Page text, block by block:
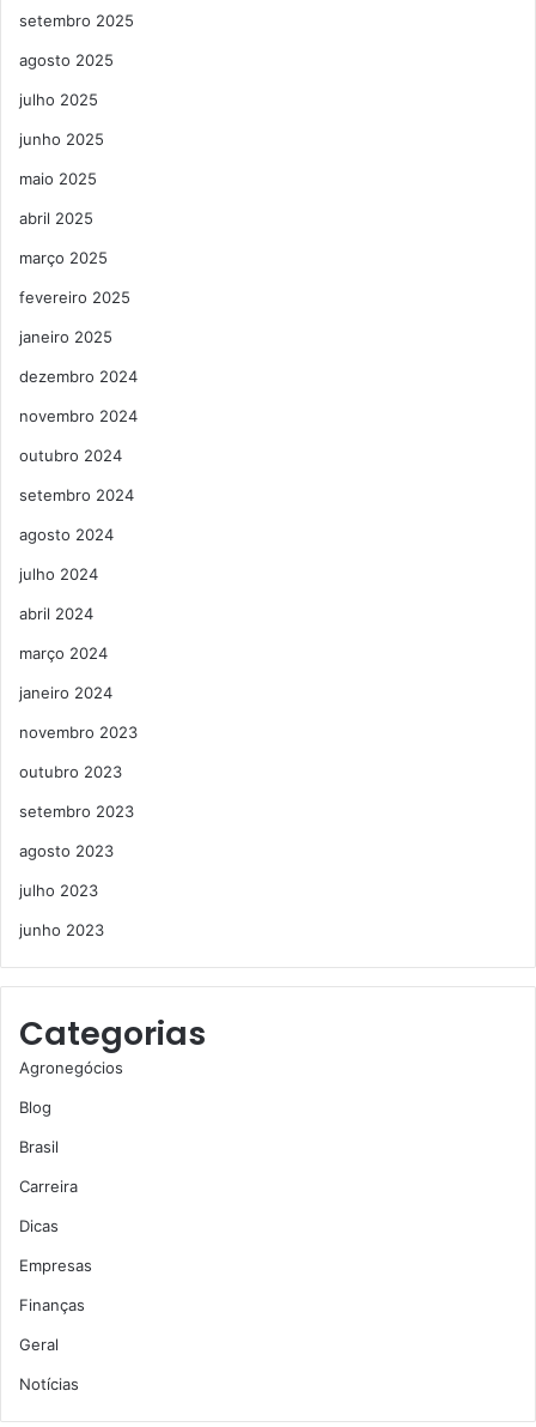
setembro 2025
agosto 2025
julho 2025
junho 2025
maio 2025
abril 2025
março 2025
fevereiro 2025
janeiro 2025
dezembro 2024
novembro 2024
outubro 2024
setembro 2024
agosto 2024
julho 2024
abril 2024
março 2024
janeiro 2024
novembro 2023
outubro 2023
setembro 2023
agosto 2023
julho 2023
junho 2023
Categorias
Agronegócios
Blog
Brasil
Carreira
Dicas
Empresas
Finanças
Geral
Notícias